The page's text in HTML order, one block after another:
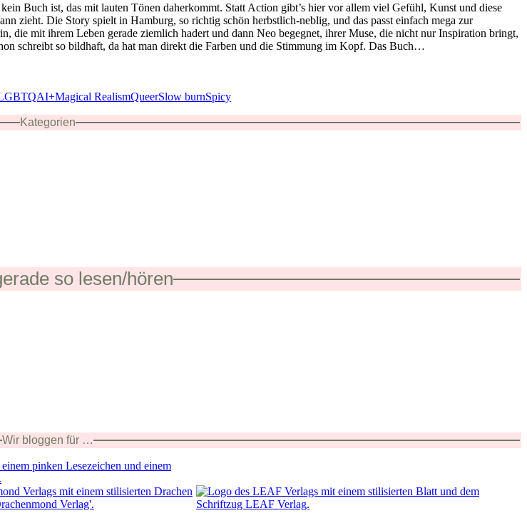
Buch ist, das mit lauten Tönen daherkommt. Statt Action gibt’s hier vor allem viel Gefühl, Kunst und diese
zieht. Die Story spielt in Hamburg, so richtig schön herbstlich-neblig, und das passt einfach mega zur
die mit ihrem Leben gerade ziemlich hadert und dann Neo begegnet, ihrer Muse, die nicht nur Inspiration bringt,
schreibt so bildhaft, da hat man direkt die Farben und die Stimmung im Kopf. Das Buch…
Magical RealismQueerSlow burnSpicy
Kategorien
so lesen/hören
Wir bloggen für …